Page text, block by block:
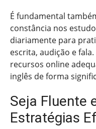
É fundamental
constância nos
diariamente para
escrita, audição e
recursos online
inglês de forma
Seja Fluente
Estratégias